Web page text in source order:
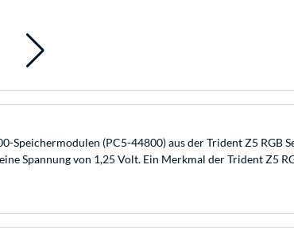
Speichermodulen (PC5-44800) aus der Trident Z5 RGB
Spannung von 1,25 Volt. Ein Merkmal der Trident Z5